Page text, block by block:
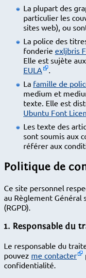
La plupart des
particulier les
sites web), ou
La police des
fonderie exljbris
Elle est sujète
EULA
.
La famille de
medium et
texte. Elle est
Ubuntu Font
Les texte des
sont soumis aux
référer aux
Politique de
Ce site personnel
au Règlement Général
(RGPD).
1. Responsable du
Le responsable du
pouvez me contacter
confidentialité.